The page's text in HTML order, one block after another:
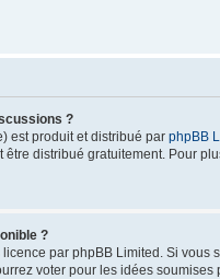
?
est produit et distribué par phpBB
distribué gratuitement. Pour
?
par phpBB Limited. Si
voter pour les idées soumises